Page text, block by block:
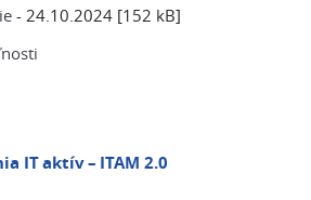
- 24.10.2024 [152 kB]
IT aktív – ITAM 2.0​